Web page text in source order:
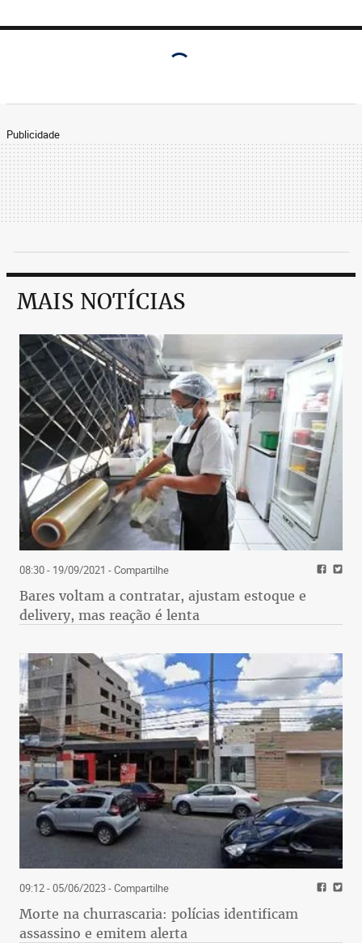
Publicidade
MAIS NOTÍCIAS
08:30 - 19/09/2021 - Compartilhe
Bares voltam a contratar, ajustam estoque e
delivery, mas reação é lenta
09:12 - 05/06/2023- Compartilhe
Morte na churrascaria: polícias identificam
assassino e emitem alerta